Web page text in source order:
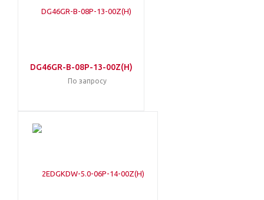
DG46GR-B-08P-13-00Z(H)
По запросу